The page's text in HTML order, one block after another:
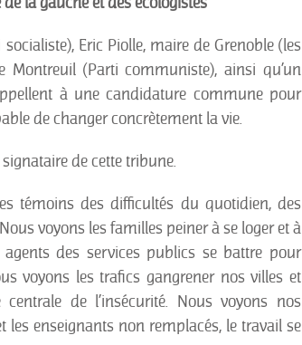
Eric Piolle, maire de Grenoble (les
Montreuil (Parti communiste), ainsi qu’un
à une candidature commune pour
de changer concrètement la vie.
de cette tribune.
témoins des difficultés du quotidien, des
voyons les familles peiner à se loger et à
des services publics se battre pour
voyons les trafics gangrener nos villes et
de l’insécurité. Nous voyons nos
les enseignants non remplacés, le travail se